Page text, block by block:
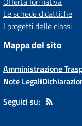
Le schede didattiche
I progetti delle classi
Mappa del sito
Amministrazione
Note Legali
Seguici su: